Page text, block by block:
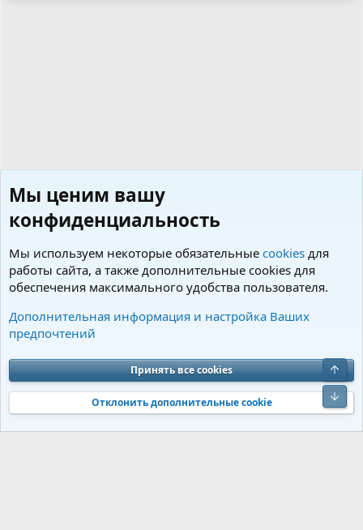
Пользователи
Cookies Charm by DCom
Обратная связь
Условия и правила
Политика конфиденциальности
Помощь
S
S
Community platform by XenForo® © 2010-2026 XenForo Ltd. Перевод от
Jumuro®|Media embeds via s9e/MediaSites
Мы ценим вашу
конфиденциальность
Мы используем некоторые обязательные cookies для
работы сайта, а также дополнительные cookies для
обеспечения максимального удобства пользователя.
Дополнительная информация и настройка Ваших
предпочтений
Принять все cookies
Отклонить дополнительные cookie
Верх
Низ